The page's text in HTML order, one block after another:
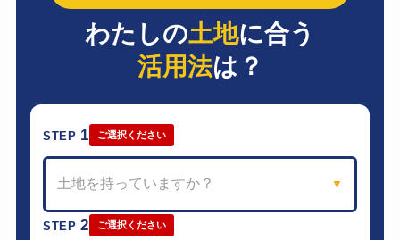
わたしの土地に合う
活用法は？
STEP 1 ご選択ください
土地を持っていますか？ ▼
STEP2 ご選択ください